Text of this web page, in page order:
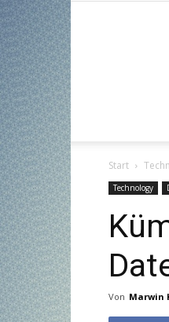
Start
Technology
Von Marwin